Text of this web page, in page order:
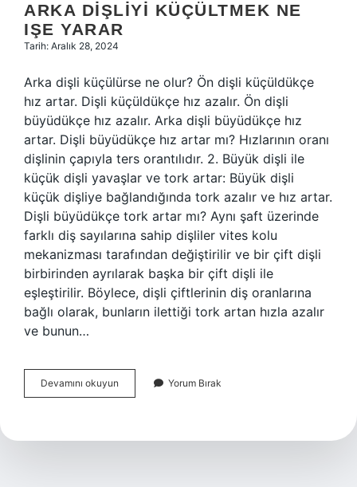
ARKA DIŞLIYI KÜÇÜLTMEK NE
IŞE YARAR
Tarih: Aralık 28, 2024
Arka dişli küçülürse ne olur? Ön dişli küçüldükçe
hız artar. Dişli küçüldükçe hız azalır. Ön dişli
büyüdükçe hız azalır. Arka dişli büyüdükçe hız
artar. Dişli büyüdükçe hız artar mı? Hızlarının oranı
dişlinin çapıyla ters orantılıdır. 2. Büyük dişli ile
küçük dişli yavaşlar ve tork artar: Büyük dişli
küçük dişliye bağlandığında tork azalır ve hız artar.
Dişli büyüdükçe tork artar mı? Aynı şaft üzerinde
farklı diş sayılarına sahip dişliler vites kolu
mekanizması tarafından değiştirilir ve bir çift dişli
birbirinden ayrılarak başka bir çift dişli ile
eşleştirilir. Böylece, dişli çiftlerinin diş oranlarına
bağlı olarak, bunların ilettiği tork artan hızla azalır
ve bunun…
Devamını okuyun
Dişliyi
Işe
Yorum Bırak